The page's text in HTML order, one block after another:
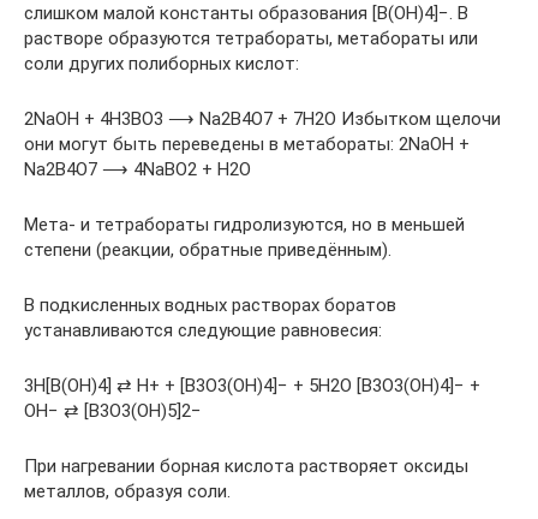
слишком малой константы образования [В(ОН)4]−. В
растворе образуются тетрабораты, метабораты или
соли других полиборных кислот:
2NaOH + 4H3BO3 ⟶ Na2B4O7 + 7H2O Избытком щелочи
они могут быть переведены в метабораты: 2NaOH +
Na2B4O7 ⟶ 4NaBO2 + H2O
Мета- и тетрабораты гидролизуются, но в меньшей
степени (реакции, обратные приведённым).
В подкисленных водных растворах боратов
устанавливаются следующие равновесия:
3H[B(OH)4] ⇄ H+ + [B3O3(OH)4]− + 5H2O [B3O3(OH)4]− +
OH− ⇄ [B3O3(OH)5]2−
При нагревании борная кислота растворяет оксиды
металлов, образуя соли.